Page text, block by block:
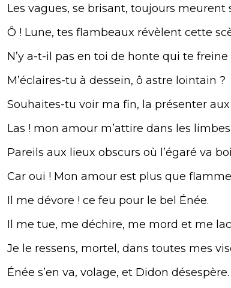
Les vagues, se brisant, toujours meurent
Ô ! Lune, tes flambeaux révèlent cette
N’y a-t-il pas en toi de honte qui te freine
M’éclaires-tu à dessein, ô astre lointain ?
Souhaites-tu voir ma fin, la présenter
Las ! mon amour m’attire dans les
Pareils aux lieux obscurs où l’égaré va
Car oui ! Mon amour est plus que
Il me dévore ! ce feu pour le bel Énée.
Il me tue, me déchire, me mord et me
Je le ressens, mortel, dans toutes mes
Énée s’en va, volage, et Didon désespère.